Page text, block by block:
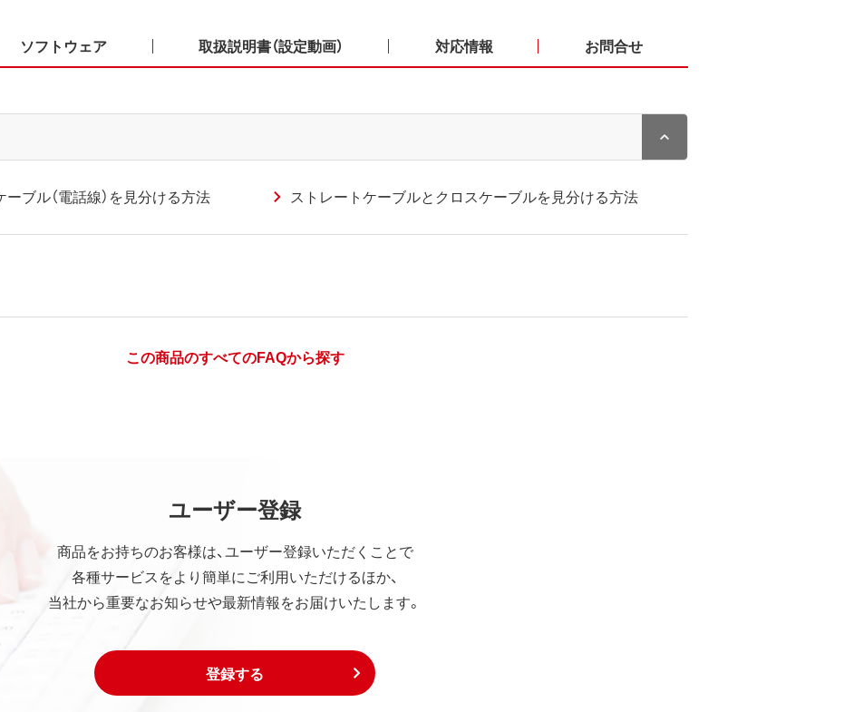
ソフトウェア 取扱説明書（設定動画） 対応情報 お問合せ
ブル（電話線）を見分ける方法 ストレートケーブルとクロスケーブルを見分ける方法
この商品のすべてのFAQから探す
ユーザー登録
商品をお持ちのお客様は、ユーザー登録いただくことで
各種サービスをより簡単にご利用いただけるほか、
当社から重要なお知らせや最新情報をお届けいたします。
登録する